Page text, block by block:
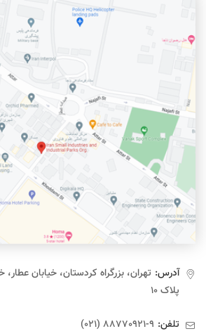
آدرس: تهران، بزرگراه کردستان، خیابان عطار،
پلاک ۱۰
تلفن: 9-88770921 (021)